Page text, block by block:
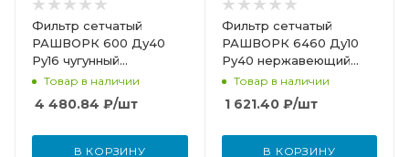
Фильтр сетчатый
РАШВОРК 600 Ду40
Ру16 чугунный
фланцевый со сливной
Товар в наличии
4 480.84 ₽/шт
В КОРЗИНУ
Фильтр сетчатый
РАШВОРК 6460 Ду10
Ру40 нержавеющий
резьбовой 6460-010-40
Товар в наличии
1 621.40₽/шт
В КОРЗИНУ